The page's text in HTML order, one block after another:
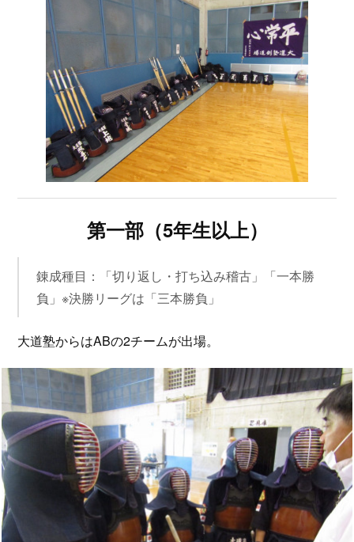
第一部（5年生以上）
錬成種目：「切り返し・打ち込み稽古」「一本勝
負」※決勝リーグは「三本勝負」
大道塾からはABの2チームが出場。